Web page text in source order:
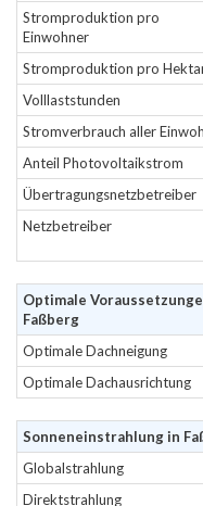
Stromproduktion pro
Einwohner
Stromproduktion pro
Volllaststunden
Stromverbrauch aller
Anteil Photovoltaikstrom
Übertragungsnetzbetreiber
Netzbetreiber
Optimale
Faßberg
Optimale Dachneigung
Optimale Dachausrichtung
Sonneneinstrahlung in
Globalstrahlung
Direktstrahlung